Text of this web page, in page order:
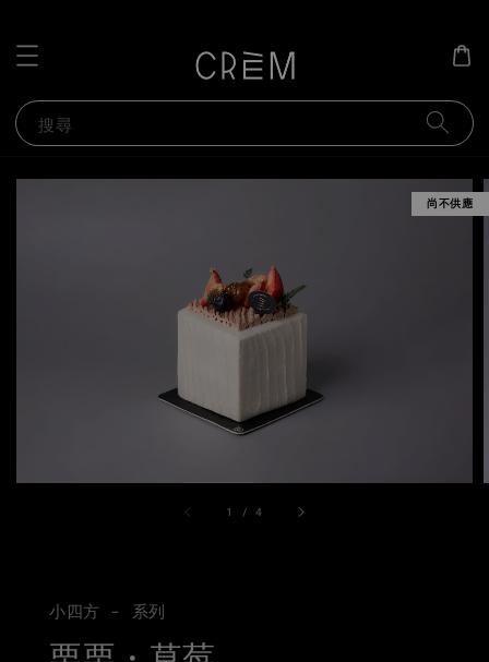
搜尋
1 /4
尚不供應
小四方 - 系列